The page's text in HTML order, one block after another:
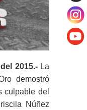
2015.-La
demostró
culpable del
Núñez